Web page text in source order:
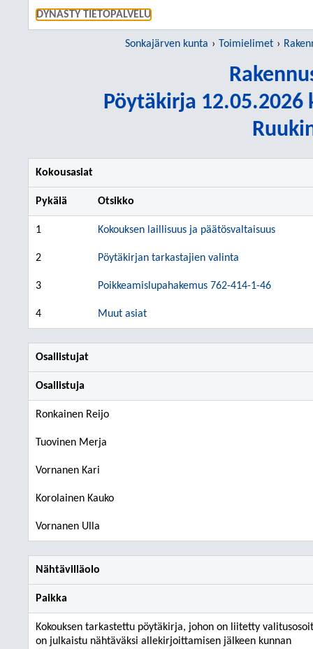
DYNASTY TIETOPALVELU
Sonkajärven kunta Toimielimet
Pöytäkirja 12.05.2026
Kokousasiat
Pykälä Otsikko
1 Kokouksen laillisuus ja päätösvaltaisuus
2 Pöytäkirjan tarkastajien valinta
3 Poikkeamislupahakemus 762-414-1-46
4 Muut asiat
Osallistujat
Osallistuja
Ronkainen Reijo
Tuovinen Merja
Vornanen Kari
Korolainen Kauko
Vornanen Ulla
Nähtävilläolo
Paikka
Kokouksen tarkastettu pöytäkirja, johon on liitetty
on julkaistu nähtäväksi allekirjoittamisen jälkeen kunnan